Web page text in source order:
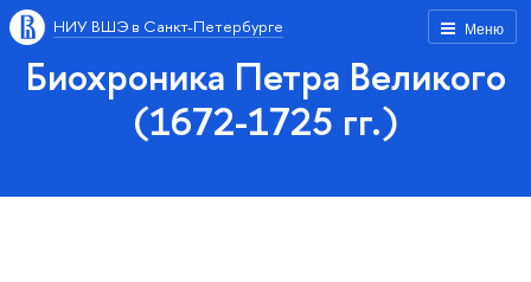
Меню
НИУ ВШЭ в Санкт-Петербурге
Биохроника Петра Великого
(1672-1725 гг.)